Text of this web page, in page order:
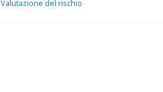
Valutazione del rischio